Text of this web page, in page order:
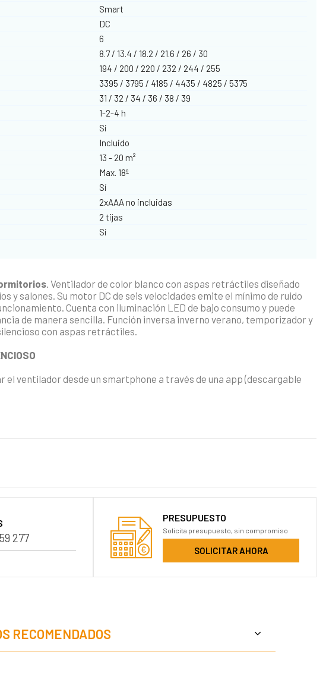
Smart
DC
6
8.7 / 13.4 / 18.2 / 21.6 / 26 / 30
194 / 200 / 220 / 232 / 244 / 255
3395 / 3795 / 4185 / 4435 / 4825 / 5375
31 / 32 / 34 / 36 / 38 / 39
1-2-4 h
Sí
Incluido
13 - 20 m²
Max. 18º
Sí
2xAAA no incluidas
2 tijas
Sí
. Ventilador de color blanco con aspas retráctiles diseñado
y salones. Su motor DC de seis velocidades emite el mínimo de ruido
Cuenta con iluminación LED de bajo consumo y puede
de manera sencilla. Función inversa inverno verano, temporizador y
con aspas retráctiles.
el ventilador desde un smartphone a través de una app (descargable
277
PRESUPUESTO
Solicita presupuesto, sin compromiso
SOLICITAR AHORA
RECOMENDADOS